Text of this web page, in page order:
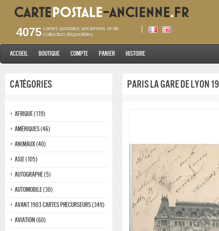
4075 cartes postales anciennes et de
collection disponibles.
Accueil Boutique Compte Panier Histoire
Catégories
Afrique (119)
Amériques (46)
Animaux (40)
Asie (105)
Autographe (5)
Automobile (30)
Avant 1903 Cartes précurseurs (349)
Aviation (60)
Paris la Gare de Lyon